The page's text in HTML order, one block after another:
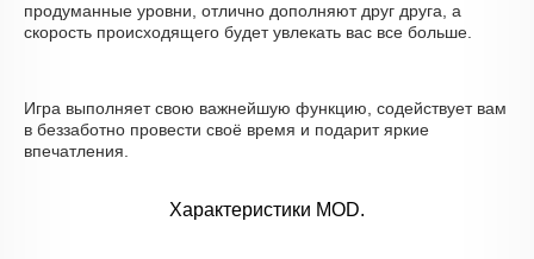
продуманные уровни, отлично дополняют друг друга, а
скорость происходящего будет увлекать вас все больше.
Игра выполняет свою важнейшую функцию, содействует вам
в беззаботно провести своё время и подарит яркие
впечатления.
Характеристики MOD.